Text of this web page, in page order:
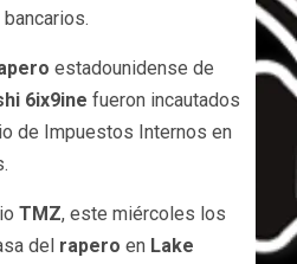
estadounidense de
6ix9ine fueron incautados
de Impuestos Internos en
TMZ, este miércoles los
del rapero en Lake